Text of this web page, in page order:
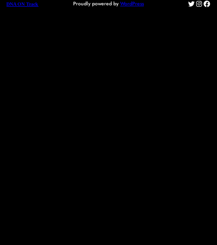
DNA ON Track Proudly powered by WordPress Twitter